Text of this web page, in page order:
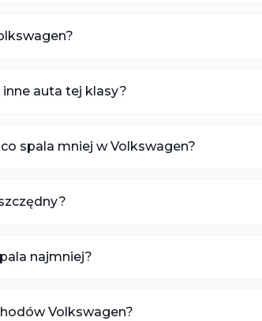
inne auta tej klasy?
spala mniej w Volkswagen?
najmniej?
Volkswagen?